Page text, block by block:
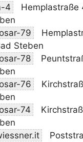
4
Hemplastraße
79
Steben
78
76
74